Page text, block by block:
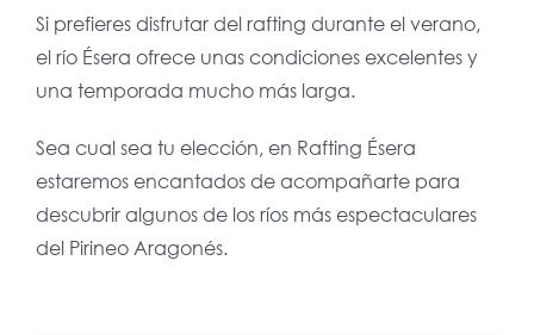
Si prefieres disfrutar del rafting durante el verano,
el río Ésera ofrece unas condiciones excelentes y
una temporada mucho más larga.
Sea cual sea tu elección, en Rafting Ésera
estaremos encantados de acompañarte para
descubrir algunos de los ríos más espectaculares
del Pirineo Aragonés.